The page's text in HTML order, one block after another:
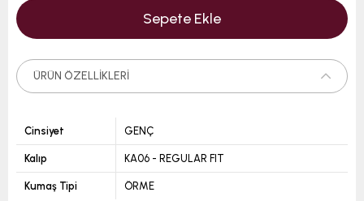
ÜRÜN ÖZELLIKLERI
Cinsiyet GENÇ
Kalıp KA06 - REGULAR FIT
Kumaş Tipi ÖRME